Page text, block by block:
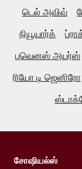
டெல் அவிவ்
நியூயார்க்
புவெனஸ் அயர்ஸ்
ரியோ டி ஜெனிரோ
சோஷியல்ஸ்